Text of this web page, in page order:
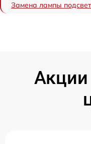
Замена лампы
Акции